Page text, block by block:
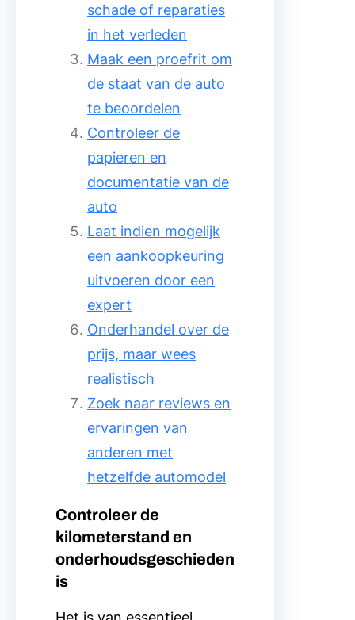
schade of reparaties
in het verleden
Maak een proefrit om
de staat van de auto
te beoordelen
Controleer de
papieren en
documentatie van de
auto
Laat indien mogelijk
een aankoopkeuring
uitvoeren door een
expert
Onderhandel over de
prijs, maar wees
realistisch
Zoek naar reviews en
ervaringen van
anderen met
hetzelfde automodel
Controleer de
kilometerstand en
onderhoudsgeschieden
is